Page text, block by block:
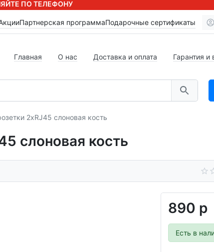
ПО ТЕЛЕФОНУ
Партнерская программаПодарочные сертификаты
Главная О нас Доставка и оплата Гарантия и
2хRJ45 слоновая кость
слоновая кость
890 р
Есть в